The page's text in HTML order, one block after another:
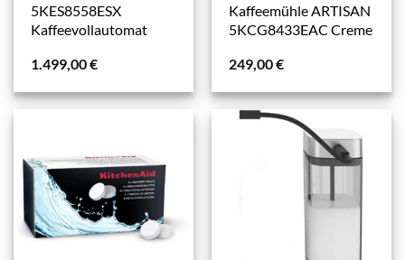
5KES8558ESX
Kaffeevollautomat
1.499,00€
Kaffeemühle ARTISAN
5KCG8433EAC Creme
249,00€